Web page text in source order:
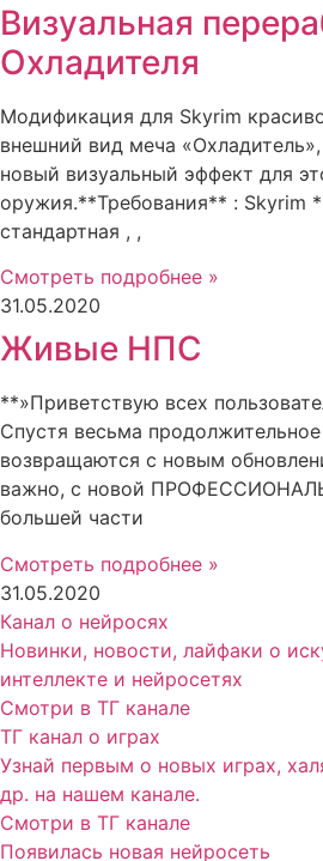
Визуальная
Охладителя
Модификация для Skyrim
внешний вид меча
новый визуальный эффект для
оружия.**Требования** : Skyrim
стандартная , ,
Смотреть подробнее »
31.05.2020
Живые НПС
**»Приветствую всех
Спустя весьма
возвращаются с новым
важно, с новой
большей части
Смотреть подробнее »
31.05.2020
Канал о нейросях
Новинки, новости, лайфаки о
интеллекте и нейросетях
Смотри в ТГ канале
ТГ канал о играх
Узнай первым о новых играх,
др. на нашем канале.
Смотри в ТГ канале
Появилась новая нейросеть